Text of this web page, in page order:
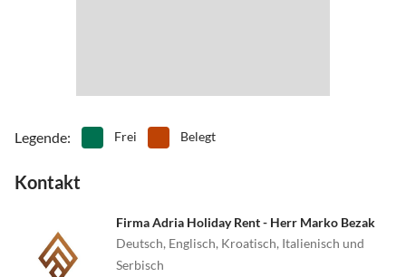
Legende: Frei Belegt
Kontakt
Firma Adria Holiday Rent - Herr Marko Bezak
Deutsch, Englisch, Kroatisch, Italienisch und
Serbisch